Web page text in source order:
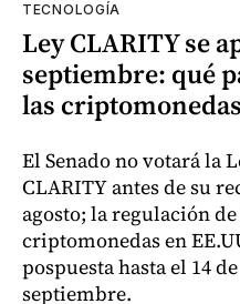
TECNOLOGÍA
Ley CLARITY se
septiembre: qué
las criptomonedas
El Senado no votará la
CLARITY antes de su
agosto; la regulación
criptomonedas en
pospuesta hasta el 14 de
septiembre.